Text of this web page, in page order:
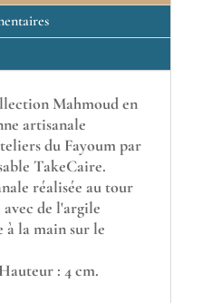
Mahmoud en
artisanale
du Fayoum par
TakeCaire.
réalisée au tour
de l'argile
à la main sur le
: 4 cm.